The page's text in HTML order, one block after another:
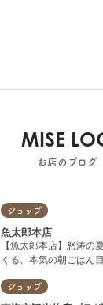
MISE
お店のブログ
ショップ
魚太郎本店
【魚太郎本店】怒涛
くる、本気の朝ごはん
ショップ